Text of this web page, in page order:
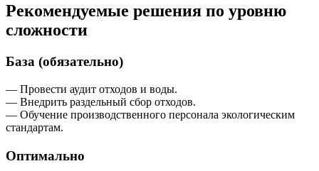
Рекомендуемые решения по уровню
сложности
База (обязательно)
— Провести аудит отходов и воды.
— Внедрить раздельный сбор отходов.
— Обучение производственного персонала экологическим
стандартам.
Оптимально